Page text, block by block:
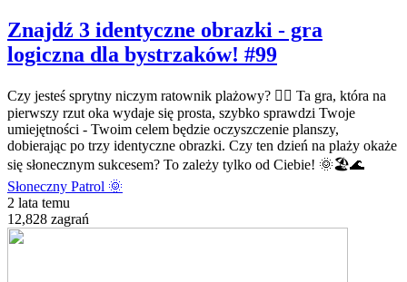
Znajdź 3 identyczne obrazki - gra
logiczna dla bystrzaków! #99
Czy jesteś sprytny niczym ratownik plażowy? 🏄‍♂️ Ta gra, która na
pierwszy rzut oka wydaje się prosta, szybko sprawdzi Twoje
umiejętności - Twoim celem będzie oczyszczenie planszy,
dobierając po trzy identyczne obrazki. Czy ten dzień na plaży okaże
się słonecznym sukcesem? To zależy tylko od Ciebie! 🌞🏖️🌊
Słoneczny Patrol 🌞
2 lata temu
12,828 zagrań